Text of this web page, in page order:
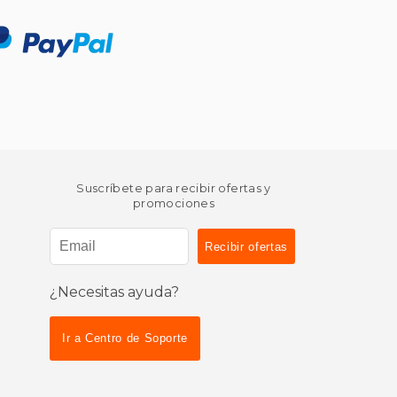
Suscríbete para recibir ofertas y
promociones
¿Necesitas ayuda?
Ir a Centro de Soporte